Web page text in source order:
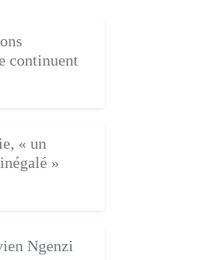
continuent
« un
»
Ngenzi